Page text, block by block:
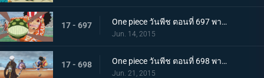
17 - 697 One piece วันพีช ตอนที่ 697 พากย์ไทย กระสุนพิฆาต! บุรุษผู้ปกป้องเดรสโรซ่า!
Jun. 14, 2015
17 - 698 One piece วันพีช ตอนที่ 698 พากย์ไทย ระเบิดความโกรธ! แผนลับสุดยอดของลูฟี่และลอว์!
Jun. 21, 2015